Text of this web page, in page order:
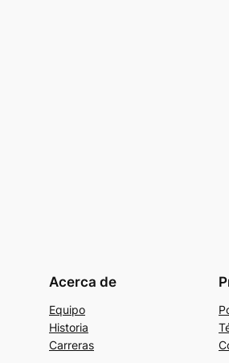
Acerca de
Equipo
Historia
Carreras